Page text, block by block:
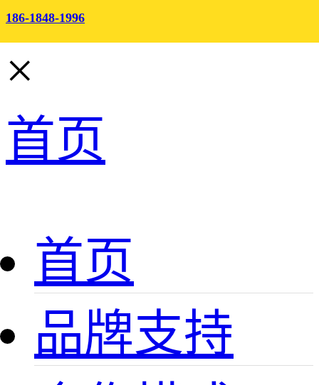
186-1848-1996
×
首页
首页
品牌支持